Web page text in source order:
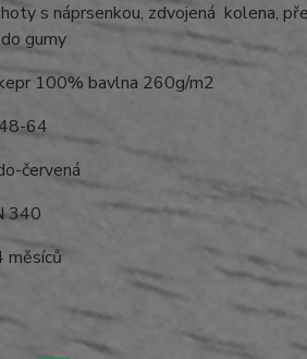
s náprsenkou, zdvojená kolena,
gumy
100% bavlna 260g/m2
64
červená
340
měsíců